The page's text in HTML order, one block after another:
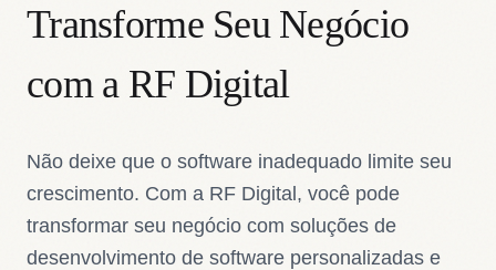
Transforme Seu Negócio
com a RF Digital
Não deixe que o software inadequado limite seu
crescimento. Com a RF Digital, você pode
transformar seu negócio com soluções de
desenvolvimento de software personalizadas e